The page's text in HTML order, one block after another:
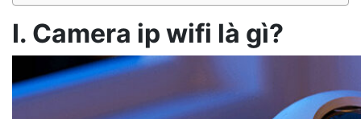
I. Camera ip wifi là gì?